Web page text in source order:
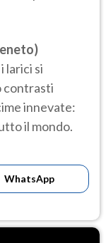
larici si
contrasti
innevate:
il mondo.
WhatsApp